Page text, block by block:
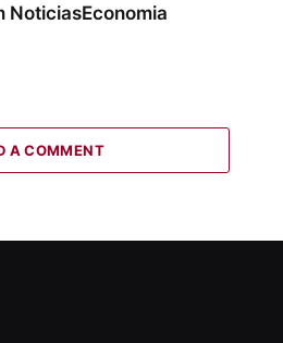
NoticiasEconomia
A COMMENT